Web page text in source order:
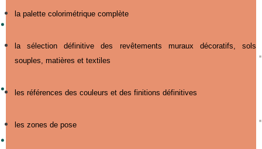
la palette colorimétrique complète
la sélection définitive des revêtements muraux décoratifs, sols
souples, matières et textiles
les références des couleurs et des finitions définitives
les zones de pose